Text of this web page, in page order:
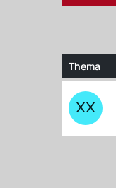
Thema